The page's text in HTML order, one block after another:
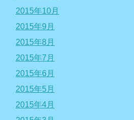
2015年10月
2015年9月
2015年8月
2015年7月
2015年6月
2015年5月
2015年4月